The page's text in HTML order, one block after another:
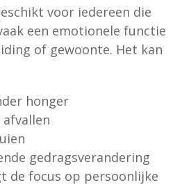
voor iedereen die
een emotionele functie
of gewoonte. Het kan
honger
gedragsverandering
de focus op persoonlijke